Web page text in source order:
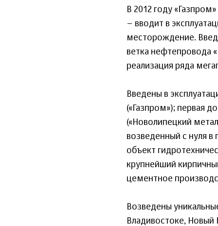
В 2012 году
– вводит в
месторождение.
ветка нефтепровода
реализация ряда
Введены в
(«Газпром»); первая
(«Новолипецкий
возведенный с нуля
объект
крупнейший
цементное
Возведены
Владивостоке, Новый